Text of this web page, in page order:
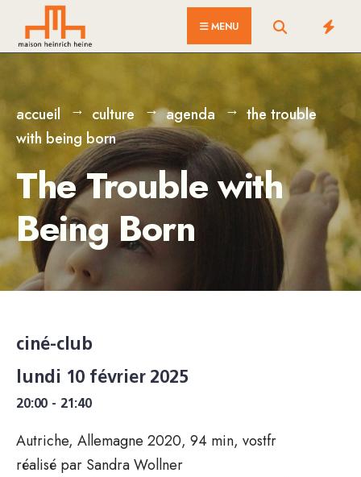
MENU
accueil culture agenda
the trouble
with being born
The Trouble with
Being Born
ciné-club
lundi 10 février 2025
20:00 - 21:40
Autriche, Allemagne 2020, 94 min, vostfr
réalisé par Sandra Wollner